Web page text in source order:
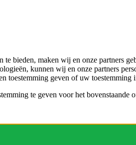
te bieden, maken wij en onze partners
kunnen wij en onze partners
toestemming geven of uw
te geven voor het bovenstaande